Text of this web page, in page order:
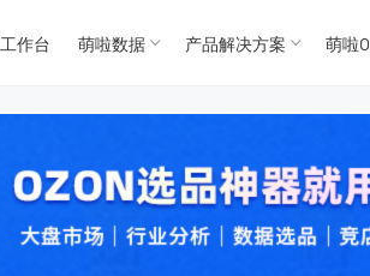
工作台 萌啦数据 产品解决方案 萌啦